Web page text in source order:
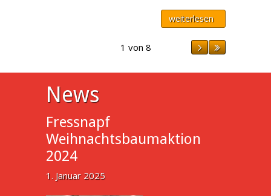
weiterlesen
1 von 8
News
Fressnapf
Weihnachtsbaumaktion
2024
1. Januar 2025